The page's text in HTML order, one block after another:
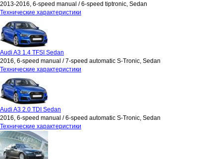
2013-2016, 6-speed manual / 6-speed tiptronic, Sedan
Технические характеристики
Audi A3 1.4 TFSI Sedan
2016, 6-speed manual / 7-speed automatic S-Tronic, Sedan
Технические характеристики
Audi A3 2.0 TDI Sedan
2016, 6-speed manual / 6-speed automatic S-Tronic, Sedan
Технические характеристики